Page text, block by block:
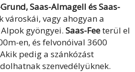
Saas-Almagell és Saas-
városkái, vagy ahogyan a
gyöngyei. Saas-Feeterül el
en, és felvonóival 3600
pedig a szánkózást
szenvedélyüknek.